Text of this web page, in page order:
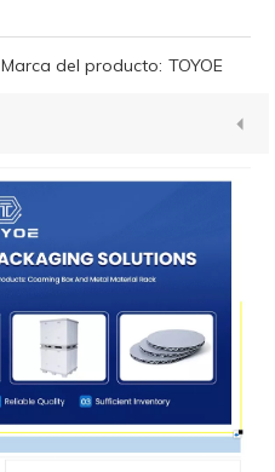
Marca del producto: TOYOE